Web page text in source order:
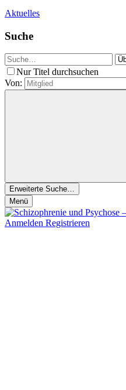
Aktuelles
Suche
Nur Titel durchsuchen
Von:
Erweiterte Suche…
Menü
Anmelden Registrieren